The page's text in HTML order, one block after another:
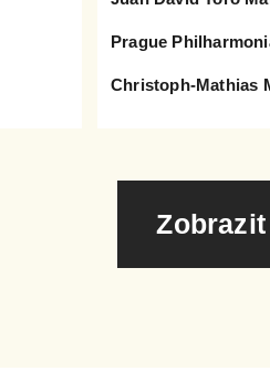
Prague
Christoph-Mathias